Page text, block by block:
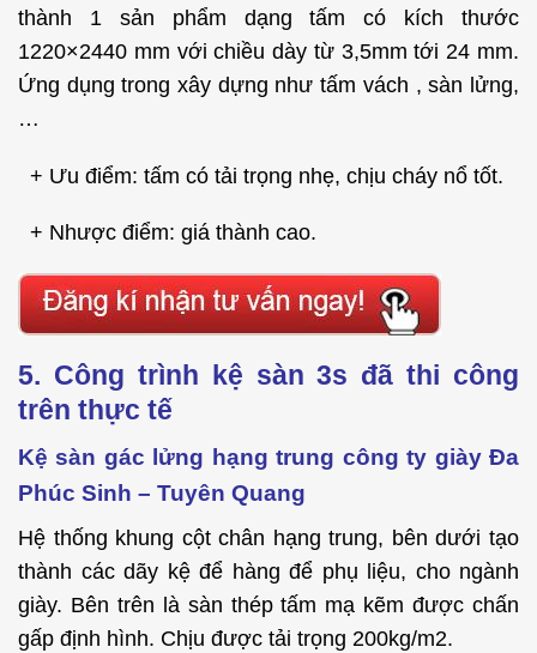
thành 1 sản phẩm dạng tấm có kích thước
1220×2440 mm với chiều dày từ 3,5mm tới 24 mm.
Ứng dụng trong xây dựng như tấm vách , sàn lửng,
…
+ Ưu điểm: tấm có tải trọng nhẹ, chịu cháy nổ tốt.
+ Nhược điểm: giá thành cao.
5. Công trình kệ sàn 3s đã thi công
trên thực tế
Kệ sàn gác lửng hạng trung công ty giày Đa
Phúc Sinh – Tuyên Quang
Hệ thống khung cột chân hạng trung, bên dưới tạo
thành các dãy kệ để hàng để phụ liệu, cho ngành
giày. Bên trên là sàn thép tấm mạ kẽm được chấn
gấp định hình. Chịu được tải trọng 200kg/m2.